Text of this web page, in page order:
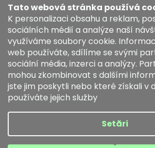
Tato webová stránka používá
K personalizaci obsahu a reklam,
sociálních médií a analýze naší
využíváme soubory cookie.
web používáte, sdílíme se svými
sociální média, inzerci a analýzy.
mohou zkombinovat s dalšími
jste jim poskytli nebo které získali v
používáte jejich služby
Setări
603225633
https://www.facebook.com/
Informace pro vás
Termeni și condiții
Zásady používání souborů cookies
Comanda mea